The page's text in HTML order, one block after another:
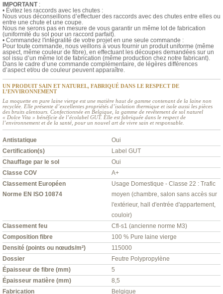
IMPORTANT:
• Évitez les raccords avec les chutes :
Nous vous déconseillons d’effectuer des raccords avec des chutes entre elles ou
entre une chute et une coupe.
Nous ne serons pas en mesure de vous garantir un même lot de fabrication
(uniformité du sol pour un raccord parfait).
• Commandez l'intégralité de votre projet en une seule commande :
Pour toute commande, nous veillons à vous fournir un produit uniforme (même
aspect, même couleur de fibre), en effectuant les découpes demandées sur un
sol issu d’un même lot de fabrication (même production chez notre fabricant).
Dans le cadre d’une commande complémentaire, de légères différences
d’aspect et/ou de couleur peuvent apparaître.
UN PRODUIT SAIN ET NATUREL, FABRIQUÉ DANS LE RESPECT DE
L’ENVIRONNEMENT
La moquette en pure laine vierge est une matière haut de gamme contenant de la laine non
recyclée. Elle présente d’excellentes propriétés d’isolation thermique et isole aussi les pièces
des bruits alentours. Confectionnée en Belgique, la gamme de revêtement de sol naturel
« Dolce Vita » bénéficie de l’écolabel GUT. Elle est fabriquée dans le respect de
l’environnement et de la santé, pour un nouvel art de vivre sain et responsable.
Antistatique
Oui
Certification(s)
Label GUT
Chauffage par le sol
Oui
Classe COV
A+
Classement Européen
Norme EN ISO 10874
Usage Domestique - Classe 22 : Trafic
moyen (chambre, salon sans accès sur
l'extérieur, hall d'entrée d'appartement,
couloir)
Classement feu
Cfl-s1 (ancienne norme M3)
Composition fibre
100 % Pure laine vierge
Densité (points ou nœuds/m²)
115000
Dossier
Feutre Polypropylène
Épaisseur de fibre (mm)
5
Épaisseur matière (mm)
8,5
Fabrication
Belgique